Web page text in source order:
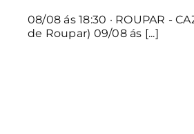
08/08 ás 18:30 · ROUPAR -
de Roupar) 09/08 ás [...]